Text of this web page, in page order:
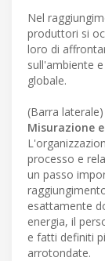
Nel
produttori si
loro di
sull'ambiente
globale.
(Barra laterale)
Misurazione
processo e
un passo
esattamente
energia, il
e fatti definiti
arrotondate.